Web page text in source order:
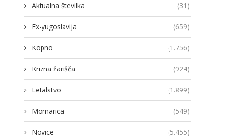
Aktualna številka (31)
Ex-yugoslavija (659)
Kopno (1.756)
Krizna žarišča (924)
Letalstvo (1.899)
Mornarica (549)
Novice (5.455)